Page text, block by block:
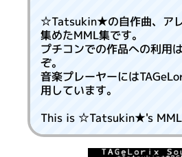
☆Tatsukin★の自作曲、ア
集めたMML集です。
プチコンでの作品への利用
ぞ。
音楽プレーヤーには
用しています。
This is ☆Tatsukin★'s